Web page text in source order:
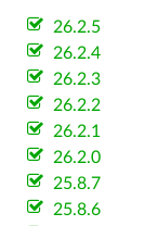
26.2.5
26.2.4
26.2.3
26.2.2
26.2.1
26.2.0
25.8.7
25.8.6